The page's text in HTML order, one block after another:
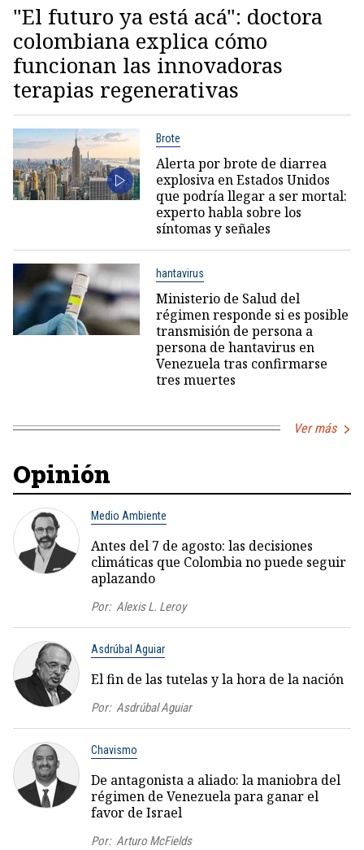
"El futuro ya está acá": doctora
colombiana explica cómo
funcionan las innovadoras
terapias regenerativas
Brote
Alerta por brote de diarrea
explosiva en Estados Unidos
que podría llegar a ser mortal:
experto habla sobre los
síntomas y señales
hantavirus
Ministerio de Salud del
régimen responde si es posible
transmisión de persona a
persona de hantavirus en
Venezuela tras confirmarse
tres muertes
Ver más
Opinión
Medio Ambiente
Antes del 7 de agosto: las decisiones
climáticas que Colombia no puede seguir
aplazando
Por: Alexis L. Leroy
Asdrúbal Aguiar
El fin de las tutelas y la hora de la nación
Por: Asdrúbal Aguiar
Chavismo
De antagonista a aliado: la maniobra del
régimen de Venezuela para ganar el
favor de Israel
Por: Arturo McFields